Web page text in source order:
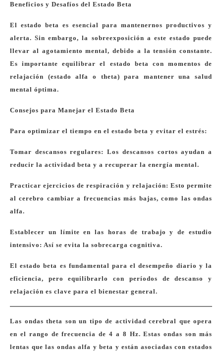
Beneficios y Desafíos del Estado Beta
El estado beta es esencial para mantenernos productivos y
alerta. Sin embargo, la sobreexposición a este estado puede
llevar al agotamiento mental, debido a la tensión constante.
Es importante equilibrar el estado beta con momentos de
relajación (estado alfa o theta) para mantener una salud
mental óptima.
Consejos para Manejar el Estado Beta
Para optimizar el tiempo en el estado beta y evitar el estrés:
Tomar descansos regulares: Los descansos cortos ayudan a
reducir la actividad beta y a recuperar la energía mental.
Practicar ejercicios de respiración y relajación: Esto permite
al cerebro cambiar a frecuencias más bajas, como las ondas
alfa.
Establecer un límite en las horas de trabajo y de estudio
intensivo: Así se evita la sobrecarga cognitiva.
El estado beta es fundamental para el desempeño diario y la
eficiencia, pero equilibrarlo con períodos de descanso y
relajación es clave para el bienestar general.
Las ondas theta son un tipo de actividad cerebral que opera
en el rango de frecuencia de 4 a 8 Hz. Estas ondas son más
lentas que las ondas alfa y beta y están asociadas con estados